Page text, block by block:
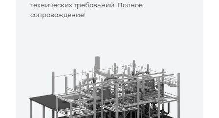
технических требований. Полное
сопровождение!